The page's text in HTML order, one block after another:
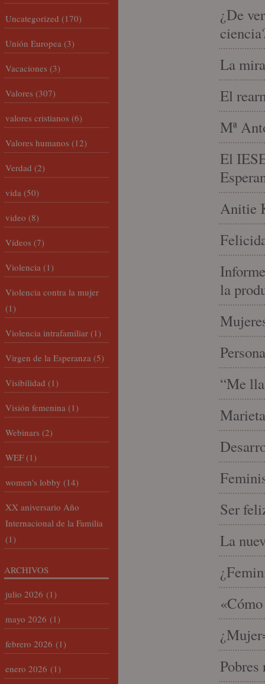
¿De
La
El
Mª
El
Anitie
la
“Me
Ser
La
Uncategorized (170)
Unión Europea (3)
Vacaciones (3)
Valores (307)
valores cristianos (6)
Valores humanos (12)
Verdad (2)
vida (50)
video (8)
Vídeos (7)
Violencia (1)
Violencia contra la mujer
(1)
Violencia intrafamiliar (1)
Virgen de la Esperanza (5)
Visibilidad (1)
Visión femenina (1)
Webinars (2)
WEF (1)
women's lobby (14)
XX aniversario Año
Internacional de la Familia
(1)
ARCHIVOS
julio 2026 (1)
mayo 2026 (1)
febrero 2026 (1)
enero 2026 (1)